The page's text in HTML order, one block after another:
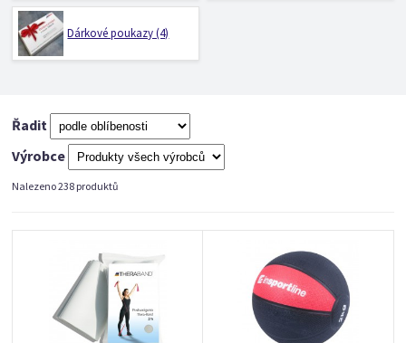
Dárkové poukazy (4)
Řadit
Výrobce
Nalezeno 238 produktů